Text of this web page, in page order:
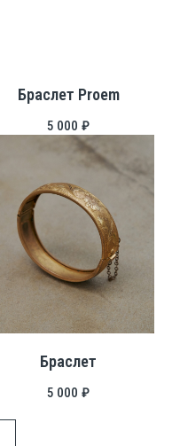
Браслет Proem
5 000 ₽
Браслет
5 000 ₽